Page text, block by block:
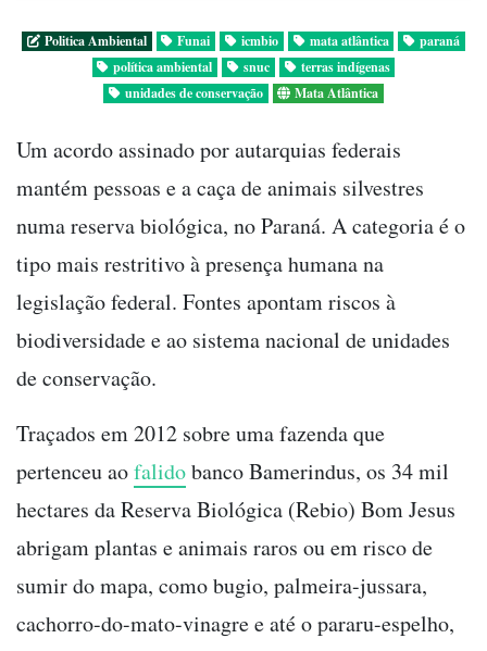
Politica Ambiental Funai icmbio mata atlântica
paraná
política ambiental
snuc
terras indígenas
unidades de conservação
Mata Atlântica
Um acordo assinado por autarquias federais
mantém pessoas e a caça de animais silvestres
numa reserva biológica, no Paraná. A categoria é o
tipo mais restritivo à presença humana na
legislação federal. Fontes apontam riscos à
biodiversidade e ao sistema nacional de unidades
de conservação.
Traçados em 2012 sobre uma fazenda que
pertenceu aofalidobanco Bamerindus, os 34 mil
hectares da Reserva Biológica (Rebio) Bom Jesus
abrigam plantas e animais raros ou em risco de
sumir do mapa, como bugio, palmeira-jussara,
cachorro-do-mato-vinagre e até o pararu-espelho,